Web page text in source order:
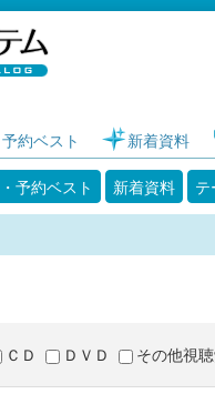
札幌市図書館 蔵書検
約ベスト 新着資料
予約ベスト 新着資料 テ
ＣＤ ＤＶＤ その他視